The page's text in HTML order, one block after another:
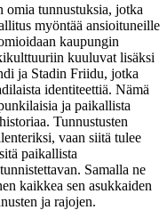
tunnustuksia, jotka
myöntää ansioituneille
kaupungin
kuuluvat lisäksi
ja Stadin Friidu, jotka
identiteettiä. Nämä
ja paikallista
Tunnustusten
vaan siitä tulee
paikallista
Samalla ne
kaikkea sen asukkaiden
ja rajojen.